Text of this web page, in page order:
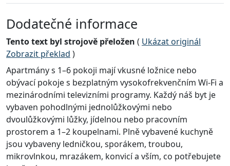
Dodatečné informace
Tento text byl strojově přeložen ( Ukázat originál
Zobrazit překlad )
Apartmány s 1–6 pokoji mají vkusné ložnice nebo
obývací pokoje s bezplatným vysokofrekvenčním Wi-Fi a
mezinárodními televizními programy. Každý náš byt je
vybaven pohodlnými jednolůžkovými nebo
dvoulůžkovými lůžky, jídelnou nebo pracovním
prostorem a 1–2 koupelnami. Plně vybavené kuchyně
jsou vybaveny ledničkou, sporákem, troubou,
mikrovlnkou, mrazákem, konvicí a vším, co potřebujete